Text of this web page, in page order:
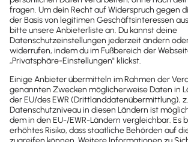
Hinweise zur Buchungliste
Hinweis zum Lohnsteuer-
A...
Brauchst du weitere Hilfe?